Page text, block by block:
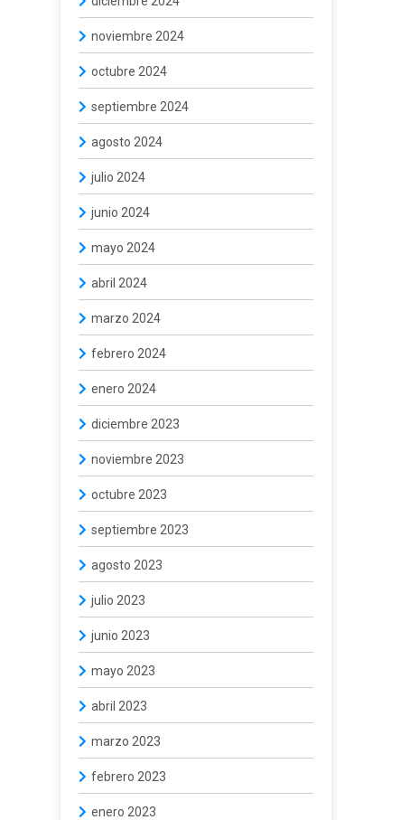
noviembre 2024
octubre 2024
septiembre 2024
agosto 2024
julio 2024
junio 2024
mayo 2024
abril 2024
marzo 2024
febrero 2024
enero 2024
diciembre 2023
noviembre 2023
octubre 2023
septiembre 2023
agosto 2023
julio 2023
junio 2023
mayo 2023
abril 2023
marzo 2023
febrero 2023
enero 2023